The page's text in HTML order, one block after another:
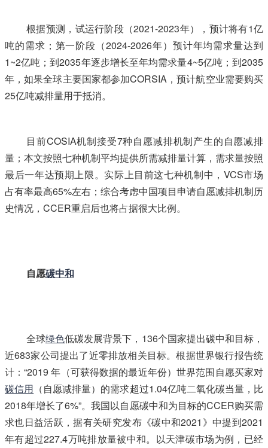
根据预测，试运行阶段（2021-2023年），预计将有1亿
吨的需求；第一阶段（2024-2026年）预计年均需求量达到
1~2亿吨；到2035年逐步增长至年均需求量4~5亿吨；到2035
年，如果全球主要国家都参加CORSIA，预计航空业需要购买
25亿吨减排量用于抵消。
目前COSIA机制接受7种自愿减排机制产生的自愿减排
量；本文按照七种机制平均提供所需减排量计算，需求量按照
最后一年达预期上限。实际上目前这七种机制中，VCS市场
占有率最高65%左右；综合考虑中国项目申请自愿减排机制历
史情况，CCER重启后也将占据很大比例。
自愿碳中和
全球绿色低碳发展背景下，136个国家提出碳中和目标，
近683家公司提出了近零排放相关目标。根据世界银行报告统
计：“2019 年（可获得数据的最近年份）世界范围自愿买家对
碳信用 （自愿减排量）的需求超过1.04亿吨二氧化碳当量，比
2018年增长了6%”。我国以自愿碳中和为目标的CCER购买需
求也日益活跃，据有关研究发布《碳中和2021》中提到2021
年有超过227.4万吨排放量被中和。以天津碳市场为例，已经